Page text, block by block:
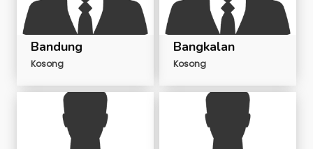
Bandung
Kosong
Bangkalan
Kosong